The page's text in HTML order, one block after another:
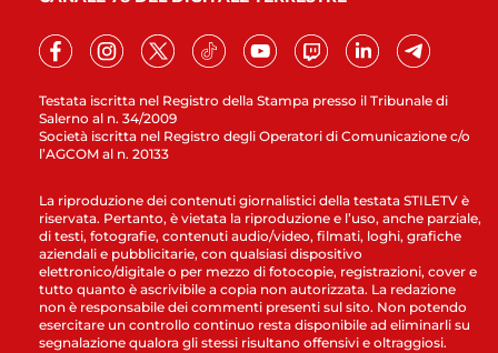
Testata iscritta nel Registro della Stampa presso il Tribunale di
Salerno al n. 34/2009
Società iscritta nel Registro degli Operatori di Comunicazione c/o
l’AGCOM al n. 20133
La riproduzione dei contenuti giornalistici della testata STILETV è
riservata. Pertanto, è vietata la riproduzione e l’uso, anche parziale,
di testi, fotografie, contenuti audio/video, filmati, loghi, grafiche
aziendali e pubblicitarie, con qualsiasi dispositivo
elettronico/digitale o per mezzo di fotocopie, registrazioni, cover e
tutto quanto è ascrivibile a copia non autorizzata. La redazione
non è responsabile dei commenti presenti sul sito. Non potendo
esercitare un controllo continuo resta disponibile ad eliminarli su
segnalazione qualora gli stessi risultano offensivi e oltraggiosi.